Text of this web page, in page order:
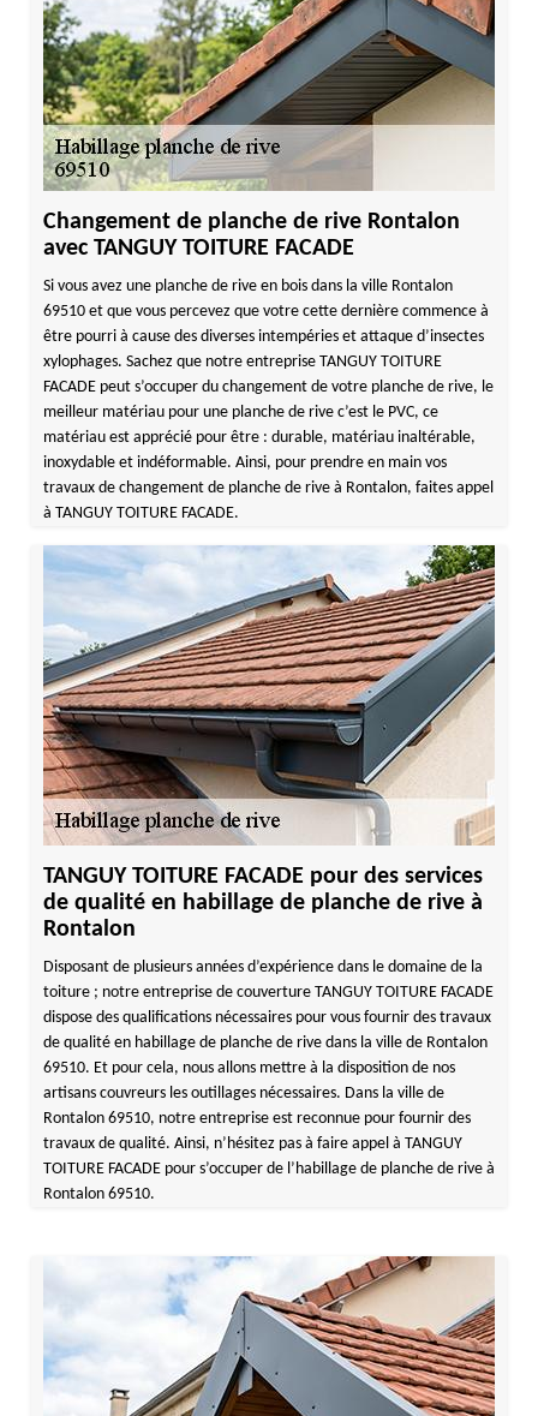
Changement de planche de rive Rontalon
avec TANGUY TOITURE FACADE
Si vous avez une planche de rive en bois dans la ville Rontalon
69510 et que vous percevez que votre cette dernière commence à
être pourri à cause des diverses intempéries et attaque d’insectes
xylophages. Sachez que notre entreprise TANGUY TOITURE
FACADE peut s’occuper du changement de votre planche de rive, le
meilleur matériau pour une planche de rive c’est le PVC, ce
matériau est apprécié pour être : durable, matériau inaltérable,
inoxydable et indéformable. Ainsi, pour prendre en main vos
travaux de changement de planche de rive à Rontalon, faites appel
à TANGUY TOITURE FACADE.
TANGUY TOITURE FACADE pour des services
de qualité en habillage de planche de rive à
Rontalon
Disposant de plusieurs années d’expérience dans le domaine de la
toiture ; notre entreprise de couverture TANGUY TOITURE FACADE
dispose des qualifications nécessaires pour vous fournir des travaux
de qualité en habillage de planche de rive dans la ville de Rontalon
69510. Et pour cela, nous allons mettre à la disposition de nos
artisans couvreurs les outillages nécessaires. Dans la ville de
Rontalon 69510, notre entreprise est reconnue pour fournir des
travaux de qualité. Ainsi, n’hésitez pas à faire appel à TANGUY
TOITURE FACADE pour s’occuper de l’habillage de planche de rive à
Rontalon 69510.